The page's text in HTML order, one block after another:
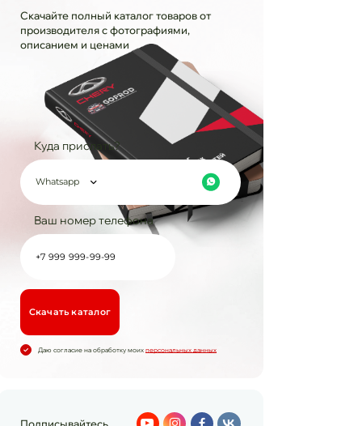
Скачайте полный каталог товаров от
производителя с фотографиями,
описанием и ценами
Куда прислать?
Whatsapp
Ваш номер телефона
Cкачать каталог
Даю согласие на обработку моих персональных данных
Подписывайтесь